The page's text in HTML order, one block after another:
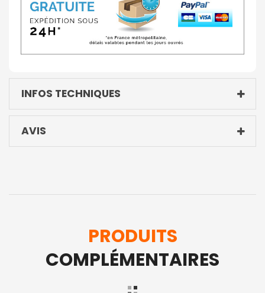
INFOS TECHNIQUES
AVIS
PRODUITS
COMPLÉMENTAIRES